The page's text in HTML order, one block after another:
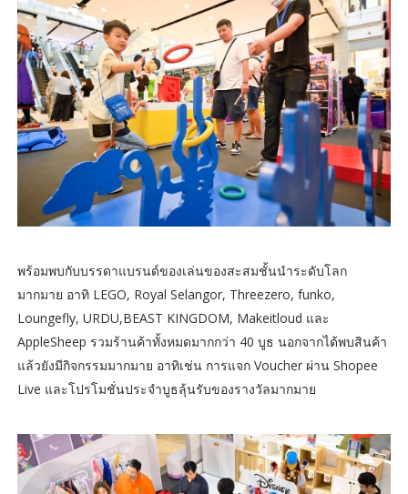
พร้อมพบกับบรรดาแบรนด์ของเล่นของสะสมชั้นนำระดับโลก
มากมาย อาทิ LEGO, Royal Selangor, Threezero, funko,
Loungefly, URDU,BEAST KINGDOM, Makeitloud และ
AppleSheep รวมร้านค้าทั้งหมดมากกว่า 40 บูธ นอกจากได้พบสินค้า
แล้วยังมีกิจกรรมมากมาย อาทิเช่น การแจก Voucher ผ่าน Shopee
Live และโปรโมชั่นประจำบูธลุ้นรับของรางวัลมากมาย